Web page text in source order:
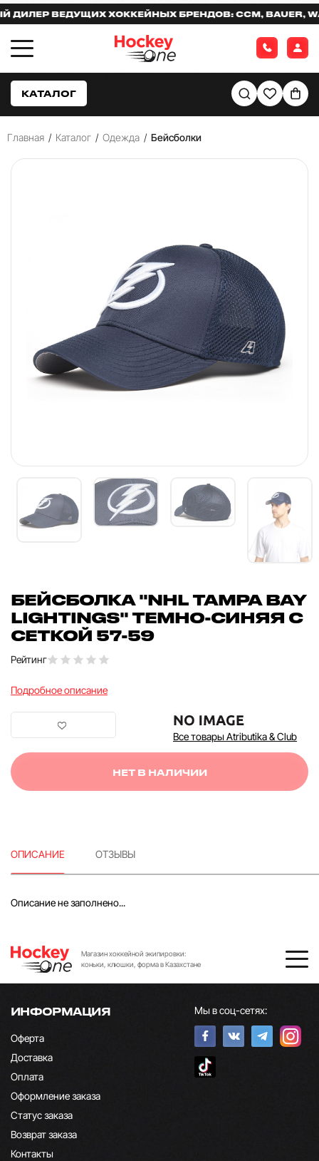
ВЕДУЩИХ ХОККЕЙНЫХ БРЕНДОВ: CCM, BAUER,
КАТАЛОГ
Главная / Каталог / Одежда / Бейсболки
БЕЙСБОЛКА "NHL TAMPA BAY
LIGHTINGS" ТЕМНО-СИНЯЯ С
СЕТКОЙ 57-59
Рейтинг
Подробное описание
Все товары Atributika & Club
НЕТ В НАЛИЧИИ
ОПИСАНИЕ ОТЗЫВЫ
Описание не заполнено...
Магазин хоккейной экипировки:
коньки, клюшки, форма в Казахстане
ИНФОРМАЦИЯ
Оферта
Доставка
Оплата
Оформление заказа
Статус заказа
Возврат заказа
Контакты
Мы в соц-сетях: